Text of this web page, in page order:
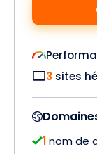
3 sites
1nom de